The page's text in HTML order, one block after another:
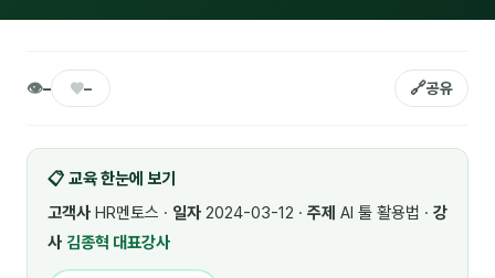
🧭 경영전략 · 트렌드 8
🎓 강사육성 · 교수법
🏭 산업 특화
👁– ♥– 🔗공유
📋 교육 한눈에 보기
고객사 HR멘토스 · 일자 2024-03-12 · 주제 AI 툴 활용법 · 강
사 김종혁 대표강사